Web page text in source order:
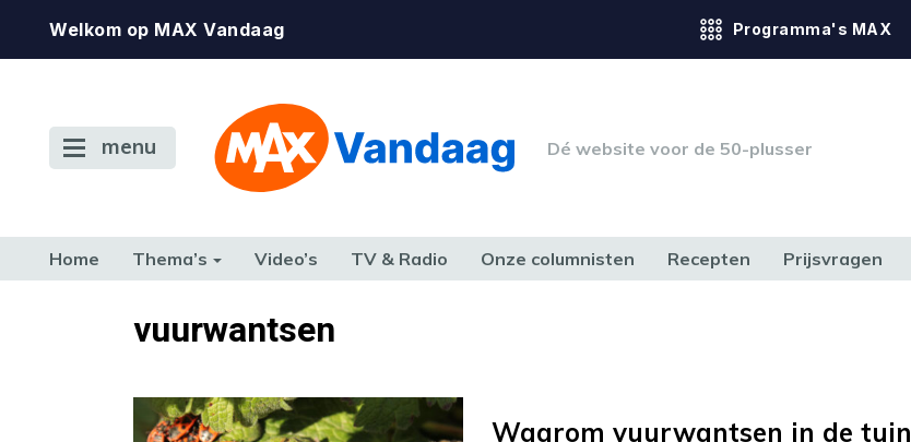
Welkom op MAX Vandaag Programma's MAX
menu Dé website voor de 50-plusser
Home Thema’s Video’s TV & Radio Onze columnisten Recepten Prijsvragen
TERUG NAAR TOENvuurwantsen
Waarom vuurwantsen in de tuin